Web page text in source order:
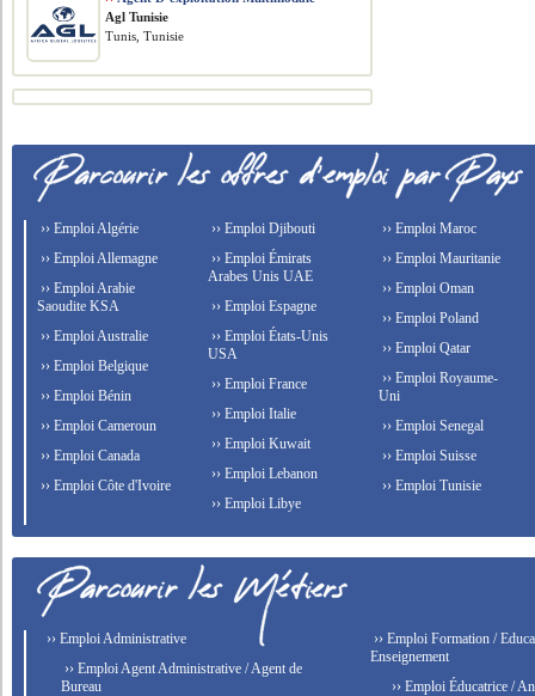
Agl Tunisie
Tunis, Tunisie
›› Emploi Algérie
›› Emploi Allemagne
›› Emploi Arabie
Saoudite KSA
›› Emploi Australie
›› Emploi Belgique
›› Emploi Bénin
›› Emploi Cameroun
›› Emploi Canada
›› Emploi Côte d'Ivoire
›› Emploi Djibouti
›› Emploi Émirats
Arabes Unis UAE
›› Emploi Espagne
›› Emploi États-Unis
USA
›› Emploi France
›› Emploi Italie
›› Emploi Kuwait
›› Emploi Lebanon
›› Emploi Libye
›› Emploi Maroc
›› Emploi Mauritanie
›› Emploi Oman
›› Emploi Poland
›› Emploi Qatar
›› Emploi Royaume-
Uni
›› Emploi Senegal
›› Emploi Suisse
›› Emploi Tunisie
›› Emploi Administrative
›› Emploi Agent Administrative / Agent de
Bureau
›› Emploi Formation /
Enseignement
›› Emploi Éducatrice /